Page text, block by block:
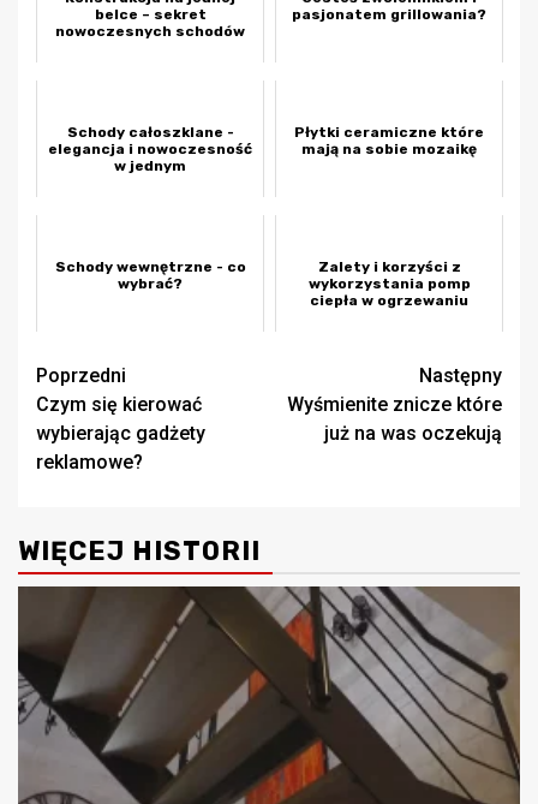
belce – sekret
nowoczesnych schodów
pasjonatem grillowania?
Schody całoszklane -
elegancja i nowoczesność
w jednym
Płytki ceramiczne które
mają na sobie mozaikę
Schody wewnętrzne - co
wybrać?
Zalety i korzyści z
wykorzystania pomp
ciepła w ogrzewaniu
Zobacz
wpisy
Poprzedni
Czym się kierować
wybierając gadżety
reklamowe?
Następny
Wyśmienite znicze które
już na was oczekują
WIĘCEJ HISTORII